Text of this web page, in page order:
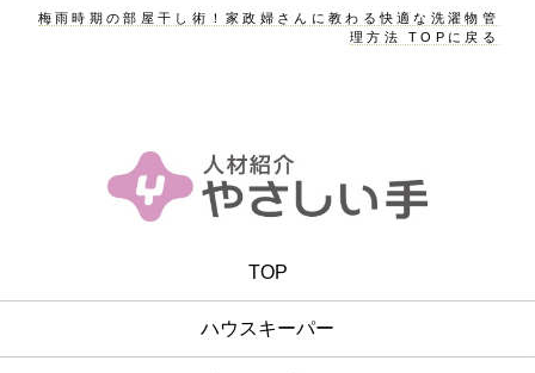
梅雨時期の部屋干し術！家政婦さんに教わる快適な洗濯物管
理方法 TOPに戻る
TOP
ハウスキーパー